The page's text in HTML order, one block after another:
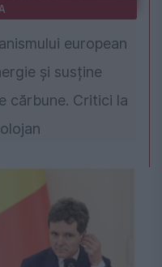
european
și susține
cărbune. Critici la